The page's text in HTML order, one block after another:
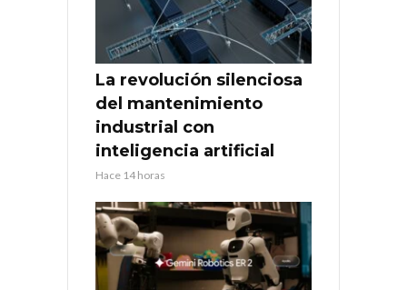
La revolución silenciosa
del mantenimiento
industrial con
inteligencia artificial
Hace 14 horas